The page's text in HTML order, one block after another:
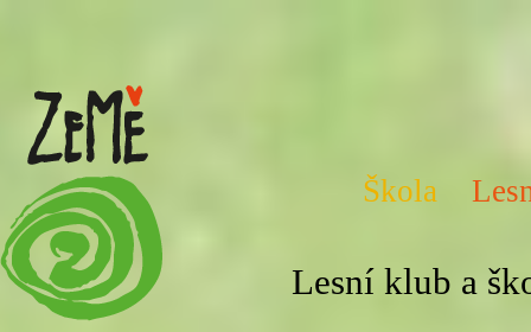
Škola
Lesní klub a